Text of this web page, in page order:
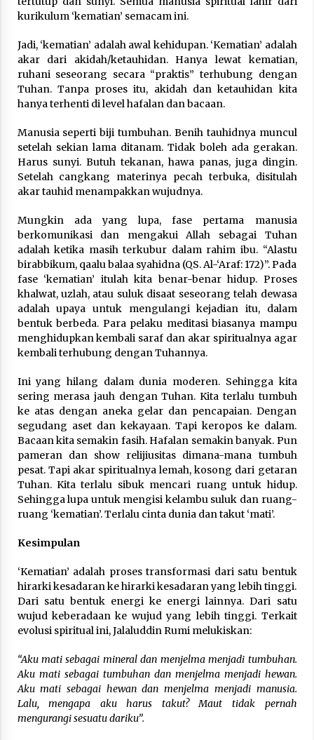
kurikulum ‘kematian’ semacam ini.
Jadi, ‘kematian’ adalah awal kehidupan. ‘Kematian’ adalah
akar dari akidah/ketauhidan. Hanya lewat kematian,
ruhani seseorang secara “praktis” terhubung dengan
Tuhan. Tanpa proses itu, akidah dan ketauhidan kita
hanya terhenti di level hafalan dan bacaan.
Manusia seperti biji tumbuhan. Benih tauhidnya muncul
setelah sekian lama ditanam. Tidak boleh ada gerakan.
Harus sunyi. Butuh tekanan, hawa panas, juga dingin.
Setelah cangkang materinya pecah terbuka, disitulah
akar tauhid menampakkan wujudnya.
Mungkin ada yang lupa, fase pertama manusia
berkomunikasi dan mengakui Allah sebagai Tuhan
adalah ketika masih terkubur dalam rahim ibu. “Alastu
birabbikum, qaalu balaa syahidna (QS. Al-‘Araf: 172)”. Pada
fase ‘kematian’ itulah kita benar-benar hidup. Proses
khalwat, uzlah, atau suluk disaat seseorang telah dewasa
adalah upaya untuk mengulangi kejadian itu, dalam
bentuk berbeda. Para pelaku meditasi biasanya mampu
menghidupkan kembali saraf dan akar spiritualnya agar
kembali terhubung dengan Tuhannya.
Ini yang hilang dalam dunia moderen. Sehingga kita
sering merasa jauh dengan Tuhan. Kita terlalu tumbuh
ke atas dengan aneka gelar dan pencapaian. Dengan
segudang aset dan kekayaan. Tapi keropos ke dalam.
Bacaan kita semakin fasih. Hafalan semakin banyak. Pun
pameran dan show relijiusitas dimana-mana tumbuh
pesat. Tapi akar spiritualnya lemah, kosong dari getaran
Tuhan. Kita terlalu sibuk mencari ruang untuk hidup.
Sehingga lupa untuk mengisi kelambu suluk dan ruang-
ruang ‘kematian’. Terlalu cinta dunia dan takut ‘mati’.
Kesimpulan
‘Kematian’ adalah proses transformasi dari satu bentuk
hirarki kesadaran ke hirarki kesadaran yang lebih tinggi.
Dari satu bentuk energi ke energi lainnya. Dari satu
wujud keberadaan ke wujud yang lebih tinggi. Terkait
evolusi spiritual ini, Jalaluddin Rumi melukiskan:
“Aku mati sebagai mineral dan menjelma menjadi tumbuhan.
Aku mati sebagai tumbuhan dan menjelma menjadi hewan.
Aku mati sebagai hewan dan menjelma menjadi manusia.
Lalu, mengapa aku harus takut? Maut tidak pernah
mengurangi sesuatu dariku”.